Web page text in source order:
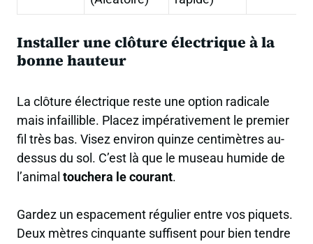
Installer une clôture électrique à la
bonne hauteur
La clôture électrique reste une option radicale
mais infaillible. Placez impérativement le premier
fil très bas. Visez environ quinze centimètres au-
dessus du sol. C’est là que le museau humide de
l’animal touchera le courant.
Gardez un espacement régulier entre vos piquets.
Deux mètres cinquante suffisent pour bien tendre